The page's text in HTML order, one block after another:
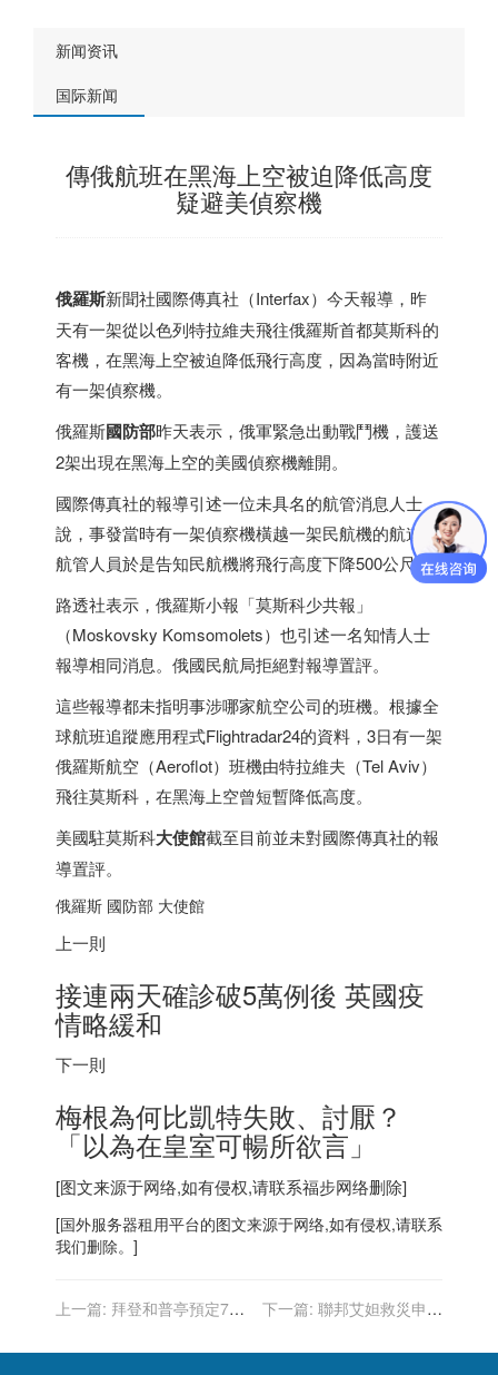
新闻资讯
国际新闻
傳俄航班在黑海上空被迫降低高度
疑避美偵察機
俄羅斯新聞社國際傳真社（Interfax）今天報導，昨
天有一架從以色列特拉維夫飛往俄羅斯首都莫斯科的
客機，在黑海上空被迫降低飛行高度，因為當時附近
有一架偵察機。
俄羅斯國防部昨天表示，俄軍緊急出動戰鬥機，護送
2架出現在黑海上空的美國偵察機離開。
國際傳真社的報導引述一位未具名的航管消息人士
說，事發當時有一架偵察機橫越一架民航機的航道，
航管人員於是告知民航機將飛行高度下降500公尺。
路透社表示，俄羅斯小報「莫斯科少共報」
（Moskovsky Komsomolets）也引述一名知情人士
報導相同消息。俄國民航局拒絕對報導置評。
這些報導都未指明事涉哪家航空公司的班機。根據全
球航班追蹤應用程式Flightradar24的資料，3日有一架
俄羅斯航空（Aeroflot）班機由特拉維夫（Tel Aviv）
飛往莫斯科，在黑海上空曾短暫降低高度。
美國駐莫斯科大使館截至目前並未對國際傳真社的報
導置評。
俄羅斯 國防部 大使館
上一則
接連兩天確診破5萬例後 英國疫
情略緩和
下一則
梅根為何比凱特失敗、討厭？
「以為在皇室可暢所欲言」
[图文来源于网络,如有侵权,请联系福步网络删除]
[国外服务器租用平台的图文来源于网络,如有侵权,请联系
我们删除。]
上一篇: 拜登和普亭預定7日
下一篇: 聯邦艾妲救災申請
至明年初